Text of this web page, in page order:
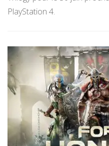
PlayStation 4.